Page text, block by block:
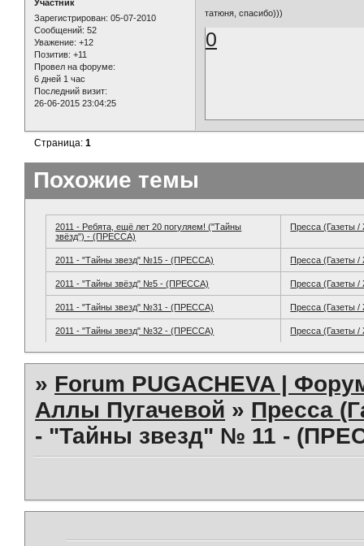
Участник
Зарегистрирован: 05-07-2010
Сообщений: 52
Уважение: +12
Позитив: +11
Провел на форуме:
6 дней 1 час
Последний визит:
26-06-2015 23:04:25
татюня, спасибо)))
0
Страница:1
Похожие темы
2011 - Ребята, ещё лет 20 погуляем! ("Тайны
звёзд") - (ПРЕССА)
Пресса (Газеты
2011 - "Тайны звезд" №15 - (ПРЕССА) Пресса (Газеты
2011 - "Тайны звёзд" №5 - (ПРЕССА) Пресса (Газеты
2011 - "Тайны звезд" №31 - (ПРЕССА) Пресса (Газеты
2011 - "Тайны звезд" №32 - (ПРЕССА) Пресса (Газеты
» Forum PUGACHEVA |
Аллы Пугачевой » Пресса
- "Тайны звезд" № 11 -